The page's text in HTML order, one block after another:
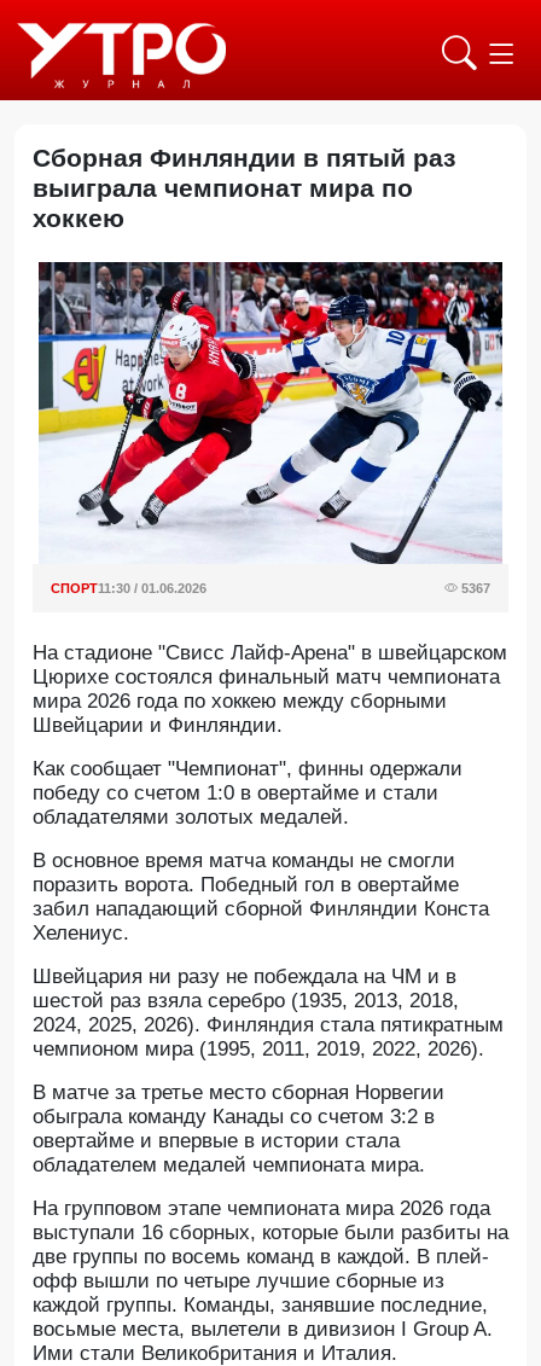
Сборная Финляндии в пятый раз
выиграла чемпионат мира по
хоккею
СПОРТ11:30 / 01.06.2026 5367
На стадионе "Свисс Лайф-Арена" в швейцарском
Цюрихе состоялся финальный матч чемпионата
мира 2026 года по хоккею между сборными
Швейцарии и Финляндии.
Как сообщает "Чемпионат", финны одержали
победу со счетом 1:0 в овертайме и стали
обладателями золотых медалей.
В основное время матча команды не смогли
поразить ворота. Победный гол в овертайме
забил нападающий сборной Финляндии Конста
Хелениус.
Швейцария ни разу не побеждала на ЧМ и в
шестой раз взяла серебро (1935, 2013, 2018,
2024, 2025, 2026). Финляндия стала пятикратным
чемпионом мира (1995, 2011, 2019, 2022, 2026).
В матче за третье место сборная Норвегии
обыграла команду Канады со счетом 3:2 в
овертайме и впервые в истории стала
обладателем медалей чемпионата мира.
На групповом этапе чемпионата мира 2026 года
выступали 16 сборных, которые были разбиты на
две группы по восемь команд в каждой. В плей-
офф вышли по четыре лучшие сборные из
каждой группы. Команды, занявшие последние,
восьмые места, вылетели в дивизион I Group A.
Ими стали Великобритания и Италия.